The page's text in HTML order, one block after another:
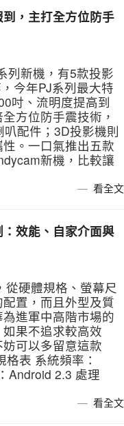
，主打全方位防手
列新機，有5款投影
今年PJ系列最大特
吋、流明度提高到
方位防手震技術，
配件；3D投影機則
。一口氣推出五款
新機，比較讓
看全文
效能、自家介面與
硬體規格、螢幕尺
置，而且外型及質
進軍中高階市場的
果不追求較高效
可以多留意這款
表 系統頻率：
Android 2.3 處理
看全文